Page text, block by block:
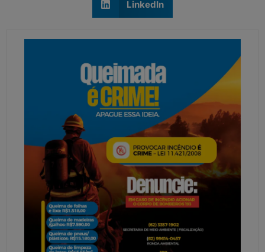
LinkedIn